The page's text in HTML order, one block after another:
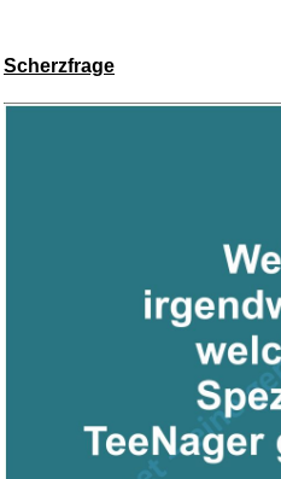
LEGO Icons
Scherzfrage